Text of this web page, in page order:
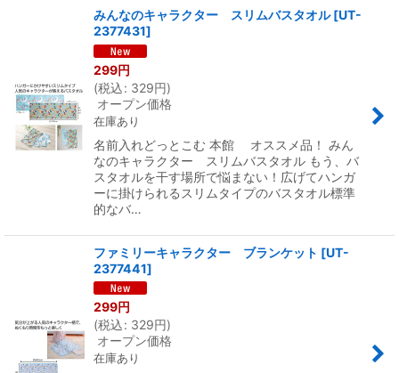
みんなのキャラクター スリムバスタオル [UT-
2377431]
299円
(税込: 329円)
オープン価格
在庫あり
名前入れどっとこむ 本館 オススメ品！ みん
なのキャラクター スリムバスタオル もう、バ
スタオルを干す場所で悩まない！広げてハンガ
ーに掛けられるスリムタイプのバスタオル標準
的なバ…
ファミリーキャラクター ブランケット [UT-
2377441]
299円
(税込: 329円)
オープン価格
在庫あり